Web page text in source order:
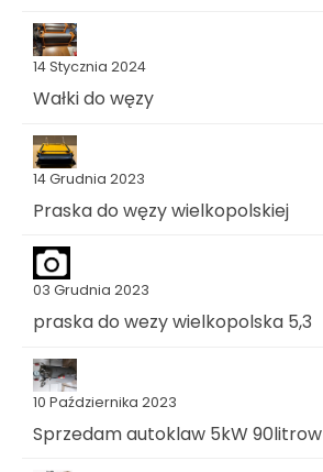
14 Stycznia 2024
Wałki do węzy
14 Grudnia 2023
Praska do węzy wielkopolskiej
03 Grudnia 2023
praska do wezy wielkopolska 5,3
10 Października 2023
Sprzedam autoklaw 5kW 90litrow